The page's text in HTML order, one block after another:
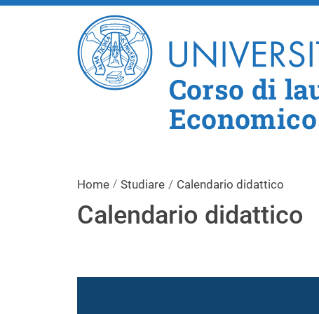
Corso di
Home Studiare Calendario didattico
Calendario didattico